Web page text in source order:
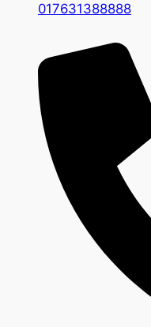
017631388888